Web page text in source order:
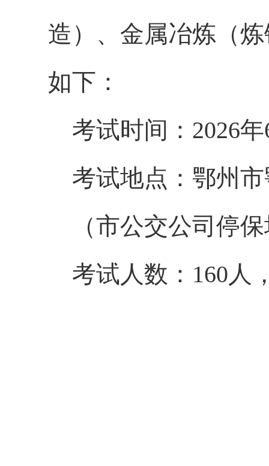
造） 、 金属冶炼（
如下：
考试时间 ：2026年
考试地点： 鄂州
（市公交公司停
考试人数： 160人